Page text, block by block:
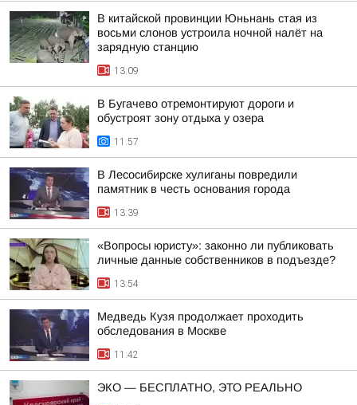
В китайской провинции Юньнань стая из
восьми слонов устроила ночной налёт на
зарядную станцию
13:09
В Бугачево отремонтируют дороги и
обустроят зону отдыха у озера
11:57
В Лесосибирске хулиганы повредили
памятник в честь основания города
13:39
«Вопросы юристу»: законно ли публиковать
личные данные собственников в подъезде?
13:54
Медведь Кузя продолжает проходить
обследования в Москве
11:42
ЭКО — БЕСПЛАТНО, ЭТО РЕАЛЬНО